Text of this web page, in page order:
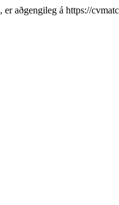
á https://